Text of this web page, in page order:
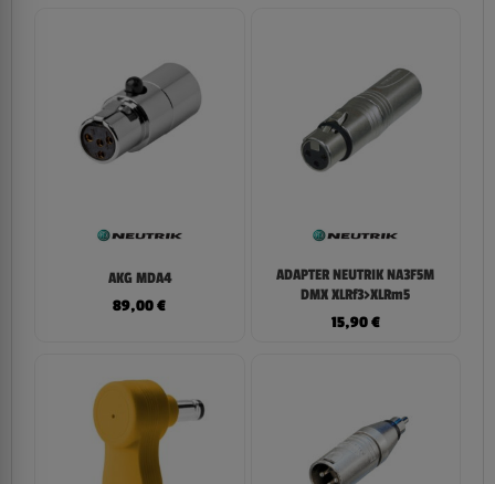
AKG MDA4
89,00€
ADAPTER NEUTRIK NA3F5M
DMX XLRf3>XLRm5
15,90€